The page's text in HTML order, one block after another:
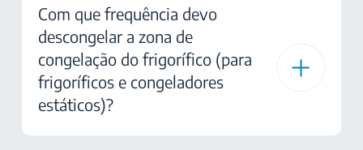
Com que frequência devo
descongelar a zona de
congelação do frigorífico (para
frigoríficos e congeladores
estáticos)?